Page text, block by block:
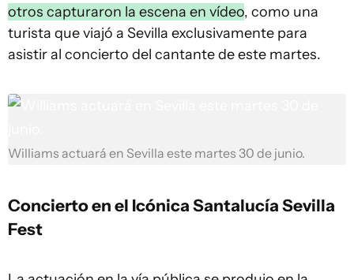
otros capturaron la escena en vídeo, como una
turista que viajó a Sevilla exclusivamente para
asistir al concierto del cantante de este martes.
Williams actuará en Sevilla este martes 30 de junio.
Concierto en el Icónica Santalucía Sevilla
Fest